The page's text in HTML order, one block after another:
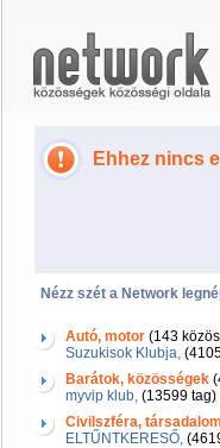
Ehhez nincs
Nézz szét a Network
Autó, motor (143
Suzukisok Klubja,
Barátok, közösségek
myvip klub, (13599 tag)
Civilszféra, társadalom
ELTŰNTKERESŐ,